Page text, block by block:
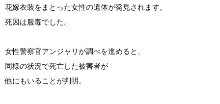
花嫁衣装をまとった女性の遺体が発見されます。
死因は服毒でした。
女性警察官アンジャリが調べを進めると、
同様の状況で死亡した被害者が
他にもいることが判明。